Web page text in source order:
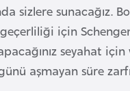
sizlere
için
seyahat
aşmayan süre